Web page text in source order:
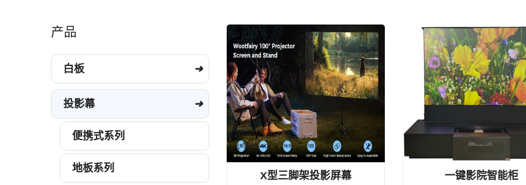
产品
白板
投影幕
便携式系列
地板系列
X型三脚架投影屏幕 一键影院智能柜